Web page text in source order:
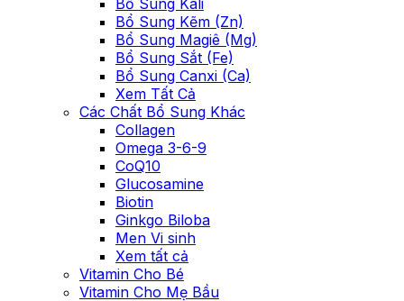
Bổ Sung Kali
Bổ Sung Kẽm (Zn)
Bổ Sung Magiê (Mg)
Bổ Sung Sắt (Fe)
Bổ Sung Canxi (Ca)
Xem Tất Cả
Các Chất Bổ Sung Khác
Collagen
Omega 3-6-9
CoQ10
Glucosamine
Biotin
Ginkgo Biloba
Men Vi sinh
Xem tất cả
Vitamin Cho Bé
Vitamin Cho Mẹ Bầu